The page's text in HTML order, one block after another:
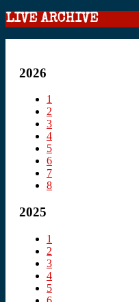
LIVE ARCHIVE
2026
1
2
3
4
5
6
7
8
2025
1
2
3
4
5